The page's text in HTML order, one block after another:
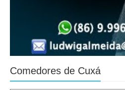
Comedores de Cuxá